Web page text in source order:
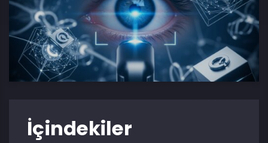
İçindekiler